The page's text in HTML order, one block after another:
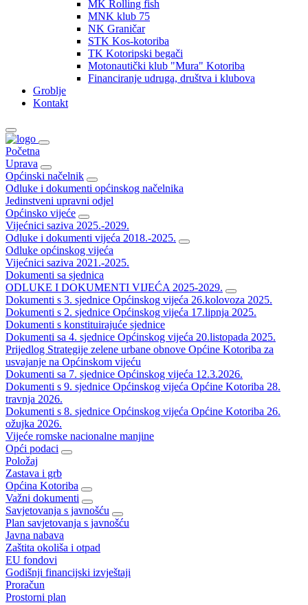
MK Rolling fish
MNK klub 75
NK Graničar
STK Kos-kotoriba
TK Kotoripski begači
Motonautički klub "Mura" Kotoriba
Financiranje udruga, društva i klubova
Groblje
Kontakt
Početna
Uprava
Općinski načelnik
Odluke i dokumenti općinskog načelnika
Jedinstveni upravni odjel
Općinsko vijeće
Vijećnici saziva 2025.-2029.
Odluke i dokumenti vijeća 2018.-2025.
Odluke općinskog vijeća
Vijećnici saziva 2021.-2025.
Dokumenti sa sjednica
ODLUKE I DOKUMENTI VIJEĆA 2025-2029.
Dokumenti s 3. sjednice Općinskog vijeća 26.kolovoza 2025.
Dokumenti s 2. sjednice Općinskog vijeća 17.lipnja 2025.
Dokumenti s konstituirajuće sjednice
Dokumenti sa 4. sjednice Općinskog vijeća 20.listopada 2025.
Prijedlog Strategije zelene urbane obnove Općine Kotoriba za
usvajanje na Općinskom vijeću
Dokumenti sa 7. sjednice Općinskog vijeća 12.3.2026.
Dokumenti s 9. sjednice Općinskog vijeća Općine Kotoriba 28.
travnja 2026.
Dokumenti s 8. sjednice Općinskog vijeća Općine Kotoriba 26.
ožujka 2026.
Vijeće romske nacionalne manjine
Opći podaci
Položaj
Zastava i grb
Općina Kotoriba
Važni dokumenti
Savjetovanja s javnošću
Plan savjetovanja s javnošću
Javna nabava
Zaštita okoliša i otpad
EU fondovi
Godišnji financijski izvještaji
Proračun
Prostorni plan